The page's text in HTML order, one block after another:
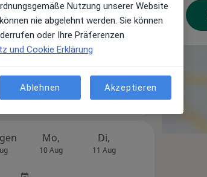
nicht verfügbar
senden
Mo,
10 Aug
Di,
11 Aug
Nutzung unserer Website
nie abgelehnt werden. Sie können
oder Ihre Präferenzen
und Cookie Erklärung
Ablehnen Akzeptieren